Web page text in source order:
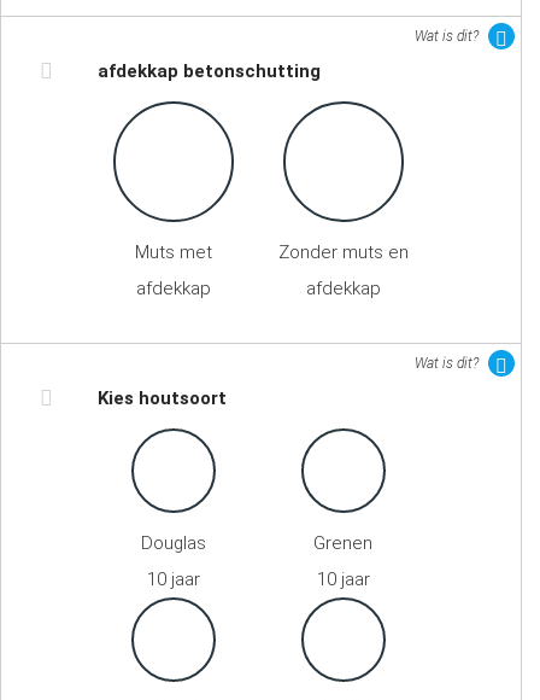
Wat is dit?
afdekkap betonschutting
Muts met
afdekkap
Zonder muts en
afdekkap
Wat is dit?
Kies houtsoort
Douglas
10 jaar
Grenen
10 jaar